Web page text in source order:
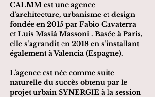
CALMM est une agence
d’architecture, urbanisme et design
fondée en 2015 par Fabio Cavaterra
et Luis Masiá Massoni . Basée à Paris,
elle s’agrandit en 2018 en s’installant
également à Valencia (Espagne).
L’agence est née comme suite
naturelle du succès obtenu par le
projet urbain SYNERGIE à la session